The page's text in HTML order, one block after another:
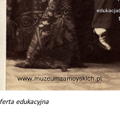
edukacyjna